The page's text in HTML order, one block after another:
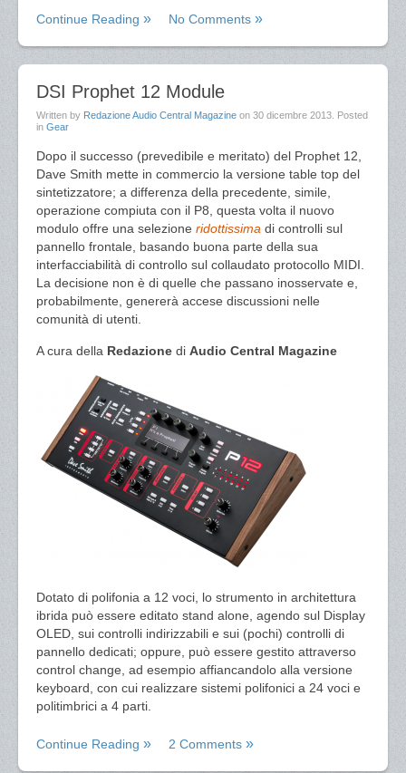
Continue Reading No Comments
DSI Prophet 12 Module
Written by Redazione Audio Central Magazine on 30 dicembre 2013 . Posted
in Gear
Dopo il successo (prevedibile e meritato) del Prophet 12,
Dave Smith mette in commercio la versione table top del
sintetizzatore; a differenza della precedente, simile,
operazione compiuta con il P8, questa volta il nuovo
modulo offre una selezione ridottissima di controlli sul
pannello frontale, basando buona parte della sua
interfacciabilità di controllo sul collaudato protocollo MIDI.
La decisione non è di quelle che passano inosservate e,
probabilmente, genererà accese discussioni nelle
comunità di utenti.
A cura della Redazione di Audio Central Magazine
Dotato di polifonia a 12 voci, lo strumento in architettura
ibrida può essere editato stand alone, agendo sul Display
OLED, sui controlli indirizzabili e sui (pochi) controlli di
pannello dedicati; oppure, può essere gestito attraverso
control change, ad esempio affiancandolo alla versione
keyboard, con cui realizzare sistemi polifonici a 24 voci e
politimbrici a 4 parti.
Continue Reading 2 Comments